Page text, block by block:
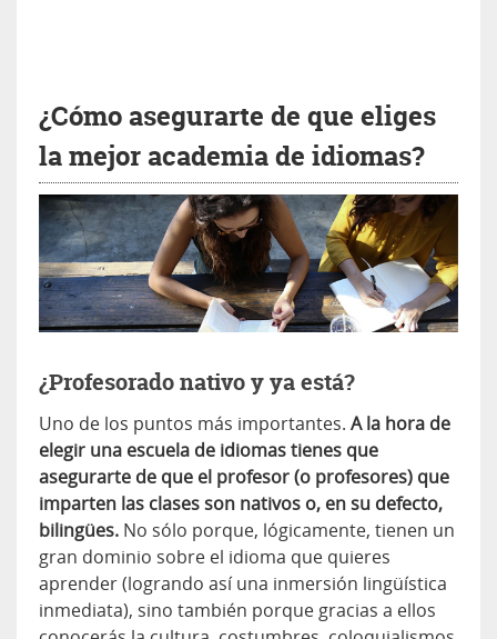
¿Cómo asegurarte de que eliges
la mejor academia de idiomas?
¿Profesorado nativo y ya está?
Uno de los puntos más importantes. A la hora de
elegir una escuela de idiomas tienes que
asegurarte de que el profesor (o profesores) que
imparten las clases son nativos o, en su defecto,
bilingües. No sólo porque, lógicamente, tienen un
gran dominio sobre el idioma que quieres
aprender (logrando así una inmersión lingüística
inmediata), sino también porque gracias a ellos